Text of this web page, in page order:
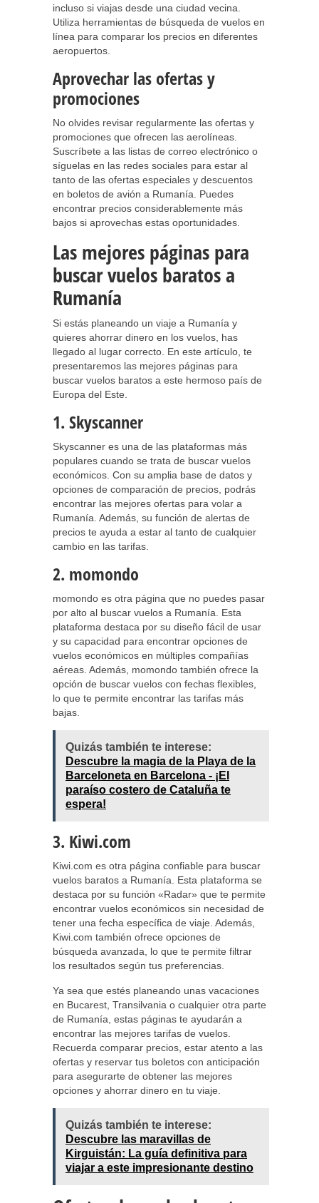
incluso si viajas desde una ciudad vecina.
Utiliza herramientas de búsqueda de vuelos en
línea para comparar los precios en diferentes
aeropuertos.
Aprovechar las ofertas y
promociones
No olvides revisar regularmente las ofertas y
promociones que ofrecen las aerolíneas.
Suscríbete a las listas de correo electrónico o
síguelas en las redes sociales para estar al
tanto de las ofertas especiales y descuentos
en boletos de avión a Rumanía. Puedes
encontrar precios considerablemente más
bajos si aprovechas estas oportunidades.
Las mejores páginas para
buscar vuelos baratos a
Rumanía
Si estás planeando un viaje a Rumanía y
quieres ahorrar dinero en los vuelos, has
llegado al lugar correcto. En este artículo, te
presentaremos las mejores páginas para
buscar vuelos baratos a este hermoso país de
Europa del Este.
1. Skyscanner
Skyscanner es una de las plataformas más
populares cuando se trata de buscar vuelos
económicos. Con su amplia base de datos y
opciones de comparación de precios, podrás
encontrar las mejores ofertas para volar a
Rumanía. Además, su función de alertas de
precios te ayuda a estar al tanto de cualquier
cambio en las tarifas.
2. momondo
momondo es otra página que no puedes pasar
por alto al buscar vuelos a Rumanía. Esta
plataforma destaca por su diseño fácil de usar
y su capacidad para encontrar opciones de
vuelos económicos en múltiples compañías
aéreas. Además, momondo también ofrece la
opción de buscar vuelos con fechas flexibles,
lo que te permite encontrar las tarifas más
bajas.
Quizás también te interese:
Descubre la magia de la Playa de la
Barceloneta en Barcelona - ¡El
paraíso costero de Cataluña te
espera!
3. Kiwi.com
Kiwi.com es otra página confiable para buscar
vuelos baratos a Rumanía. Esta plataforma se
destaca por su función «Radar» que te permite
encontrar vuelos económicos sin necesidad de
tener una fecha específica de viaje. Además,
Kiwi.com también ofrece opciones de
búsqueda avanzada, lo que te permite filtrar
los resultados según tus preferencias.
Ya sea que estés planeando unas vacaciones
en Bucarest, Transilvania o cualquier otra parte
de Rumanía, estas páginas te ayudarán a
encontrar las mejores tarifas de vuelos.
Recuerda comparar precios, estar atento a las
ofertas y reservar tus boletos con anticipación
para asegurarte de obtener las mejores
opciones y ahorrar dinero en tu viaje.
Quizás también te interese:
Descubre las maravillas de
Kirguistán: La guía definitiva para
viajar a este impresionante destino